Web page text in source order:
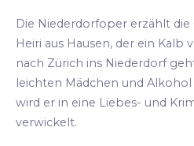
Die Niederdorfoper erzählt die
Heiri aus Hausen, der ein Kalb
nach Zürich ins Niederdorf
leichten Mädchen und Alkohol
wird er in eine Liebes- und
verwickelt.